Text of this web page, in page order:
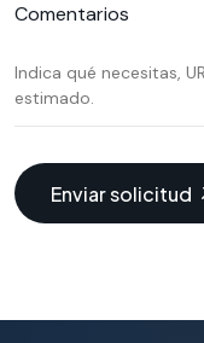
Comentarios
Enviar solicitud